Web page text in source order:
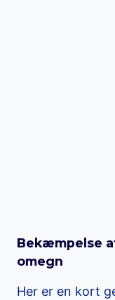
Bekæmpelse
omegn
Her er en kort